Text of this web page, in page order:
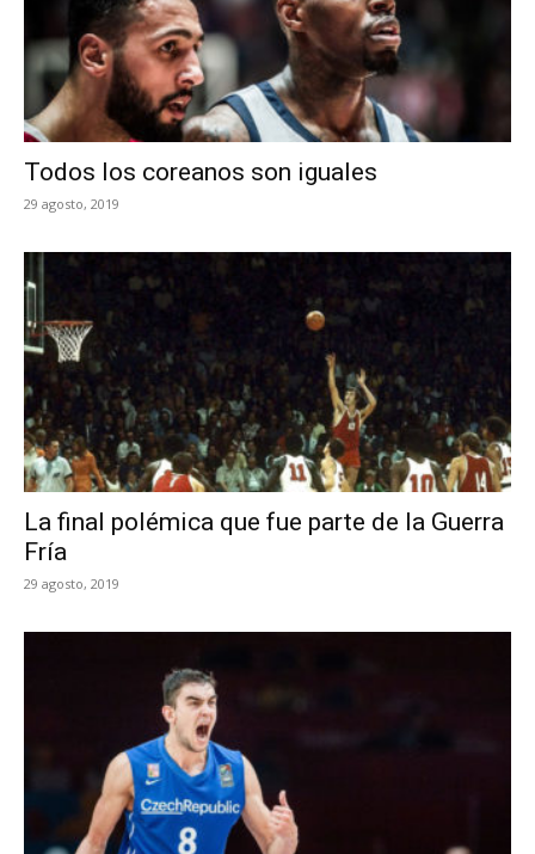
Todos los coreanos son iguales
29 agosto, 2019
La final polémica que fue parte de la Guerra
Fría
29 agosto, 2019